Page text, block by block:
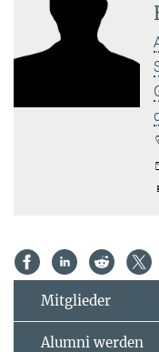
Mitglieder
Alumni werden